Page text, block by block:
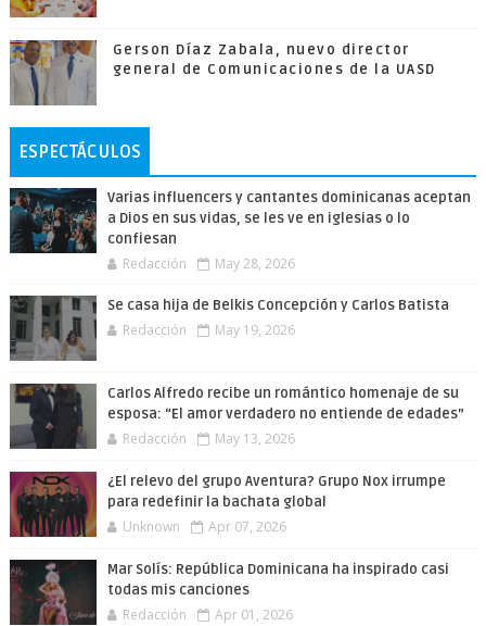
Gerson Díaz Zabala, nuevo director
general de Comunicaciones de la UASD
ESPECTÁCULOS
Varias influencers y cantantes dominicanas aceptan
a Dios en sus vidas, se les ve en iglesias o lo
confiesan
Redacción May 28, 2026
Se casa hija de Belkis Concepción y Carlos Batista
Redacción May 19, 2026
Carlos Alfredo recibe un romántico homenaje de su
esposa: “El amor verdadero no entiende de edades”
Redacción May 13, 2026
¿El relevo del grupo Aventura? Grupo Nox irrumpe
para redefinir la bachata global
Unknown Apr 07, 2026
Mar Solís: República Dominicana ha inspirado casi
todas mis canciones
Redacción Apr 01, 2026